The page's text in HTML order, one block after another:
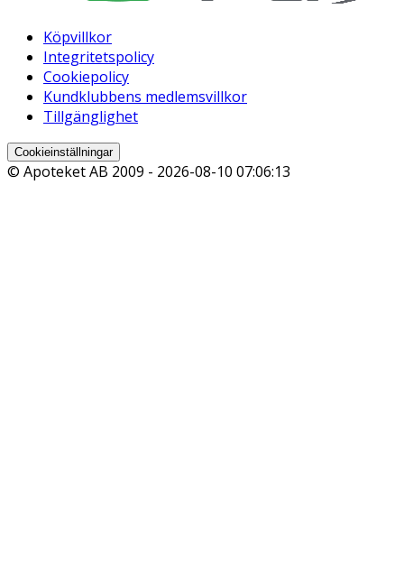
Köpvillkor
Integritetspolicy
Cookiepolicy
Kundklubbens medlemsvillkor
Tillgänglighet
Cookieinställningar
© Apoteket AB 2009 - 2026-08-10 07:06:13